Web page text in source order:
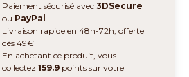
Paiement sécurisé avec3DSecure
ou PayPal
Livraison rapide en 48h-72h, offerte
dès 49€
En achetant ce produit, vous
collectez159.9 points sur votre